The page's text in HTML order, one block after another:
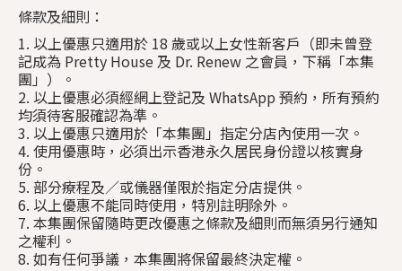
條款及細則：
1. 以上優惠只適用於 18 歲或以上女性新客戶（即未曾登
記成為 Pretty House 及 Dr. Renew 之會員，下稱「本集
團」）。
2. 以上優惠必須經網上登記及 WhatsApp 預約，所有預約
均須待客服確認為準。
3. 以上優惠只適用於「本集團」指定分店內使用一次。
4. 使用優惠時，必須出示香港永久居民身份證以核實身
份。
5. 部分療程及／或儀器僅限於指定分店提供。
6. 以上優惠不能同時使用，特別註明除外。
7. 本集團保留隨時更改優惠之條款及細則而無須另行通知
之權利。
8. 如有任何爭議，本集團將保留最終決定權。